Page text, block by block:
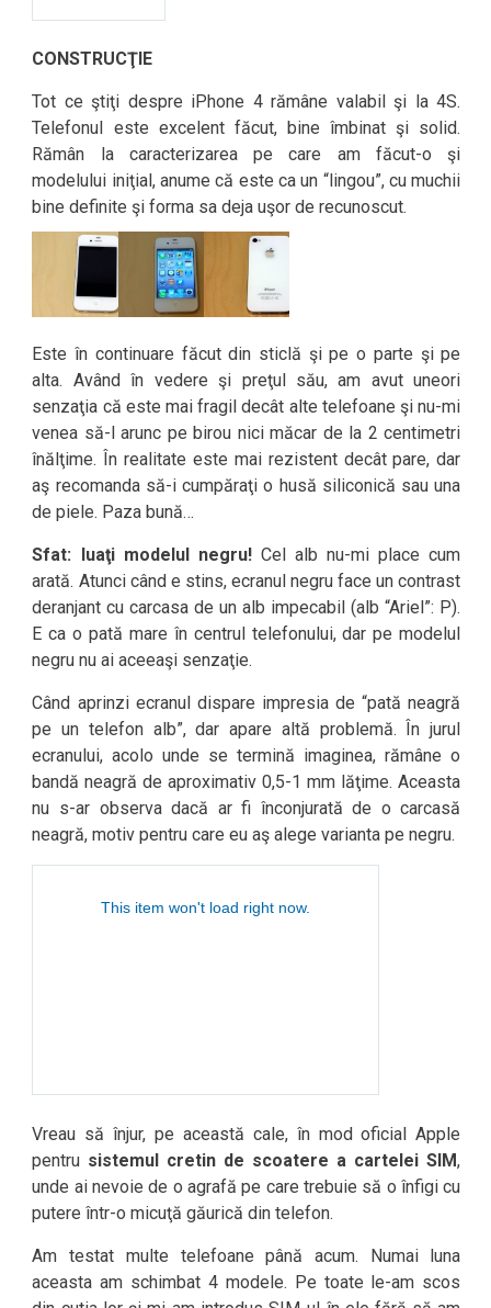
CONSTRUCŢIE
Tot ce ştiţi despre iPhone 4 rămâne valabil şi la 4S.
Telefonul este excelent făcut, bine îmbinat şi solid.
Rămân la caracterizarea pe care am făcut-o şi
modelului iniţial, anume că este ca un “lingou”, cu muchii
bine definite şi forma sa deja uşor de recunoscut.
Este în continuare făcut din sticlă şi pe o parte şi pe
alta. Având în vedere şi preţul său, am avut uneori
senzaţia că este mai fragil decât alte telefoane şi nu-mi
venea să-l arunc pe birou nici măcar de la 2 centimetri
înălţime. În realitate este mai rezistent decât pare, dar
aş recomanda să-i cumpăraţi o husă siliconică sau una
de piele. Paza bună…
Sfat: luaţi modelul negru!Cel alb nu-mi place cum
arată. Atunci când e stins, ecranul negru face un contrast
deranjant cu carcasa de un alb impecabil (alb “Ariel”: P).
E ca o pată mare în centrul telefonului, dar pe modelul
negru nu ai aceeaşi senzaţie.
Când aprinzi ecranul dispare impresia de “pată neagră
pe un telefon alb”, dar apare altă problemă. În jurul
ecranului, acolo unde se termină imaginea, rămâne o
bandă neagră de aproximativ 0,5-1 mm lăţime. Aceasta
nu s-ar observa dacă ar fi înconjurată de o carcasă
neagră, motiv pentru care eu aş alege varianta pe negru.
Vreau să înjur, pe această cale, în mod oficial Apple
pentru sistemul cretin de scoatere a cartelei SIM,
unde ai nevoie de o agrafă pe care trebuie să o înfigi cu
putere într-o micuţă găurică din telefon.
Am testat multe telefoane până acum. Numai luna
aceasta am schimbat 4 modele. Pe toate le-am scos